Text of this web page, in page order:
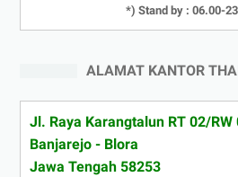
*) Stand by : 06.00-
ALAMAT KANTOR
Jl. Raya Karangtalun RT 02/RW
Banjarejo - Blora
Jawa Tengah 58253